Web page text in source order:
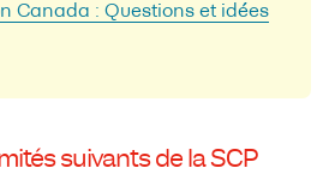
Canada : Questions et idées
suivants de la SCP